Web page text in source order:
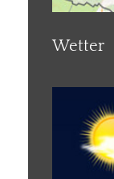
Wetter